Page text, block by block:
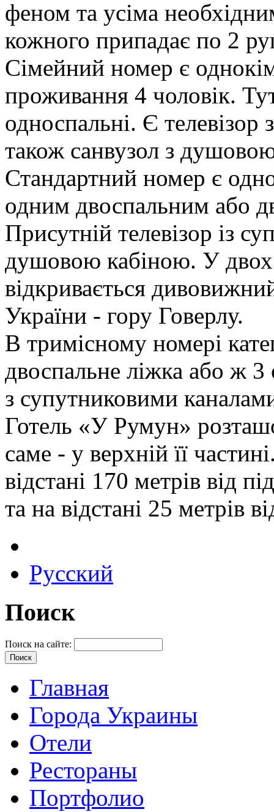
феном та усіма
кожного припадає по 2
Сімейний номер є
проживання 4 чоловік.
односпальні. Є
також санвузол з
Стандартний номер є
одним двоспальним або
Присутній телевізор із
душовою кабіною. У двох
відкривається
України - гору Говерлу.
В тримісному номері
двоспальне ліжка або ж 3
з супутниковими
Готель «У Румун»
саме - у верхній її
відстані 170 метрів від
та на відстані 25 метрів
Русский
Поиск
Поиск на сайте:
Главная
Города Украины
Отели
Рестораны
Портфолио